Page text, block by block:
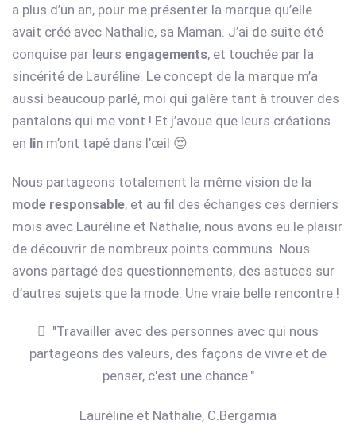
a plus d’un an, pour me présenter la marque qu’elle
avait créé avec Nathalie, sa Maman. J’ai de suite été
conquise par leurs engagements, et touchée par la
sincérité de Lauréline. Le concept de la marque m’a
aussi beaucoup parlé, moi qui galère tant à trouver des
pantalons qui me vont ! Et j’avoue que leurs créations
en lin m’ont tapé dans l’œil 😍
Nous partageons totalement la même vision de la
mode responsable, et au fil des échanges ces derniers
mois avec Lauréline et Nathalie, nous avons eu le plaisir
de découvrir de nombreux points communs. Nous
avons partagé des questionnements, des astuces sur
d’autres sujets que la mode. Une vraie belle rencontre !
"Travailler avec des personnes avec qui nous
partageons des valeurs, des façons de vivre et de
penser, c'est une chance."
Lauréline et Nathalie, C.Bergamia